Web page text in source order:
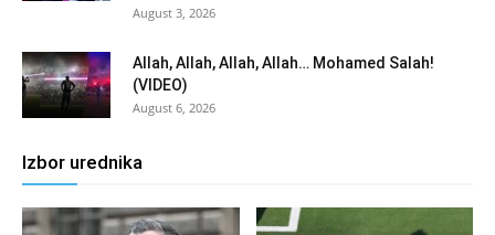
August 3, 2026
Allah, Allah, Allah, Allah… Mohamed Salah!
(VIDEO)
August 6, 2026
Izbor urednika